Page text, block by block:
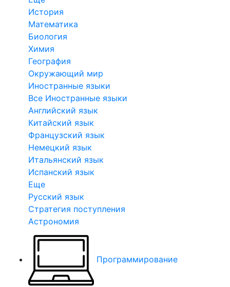
История
Математика
Биология
Химия
География
Окружающий мир
Иностранные языки
Все Иностранные языки
Английский язык
Китайский язык
Французский язык
Немецкий язык
Итальянский язык
Испанский язык
Еще
Русский язык
Стратегия поступления
Астрономия
Программирование